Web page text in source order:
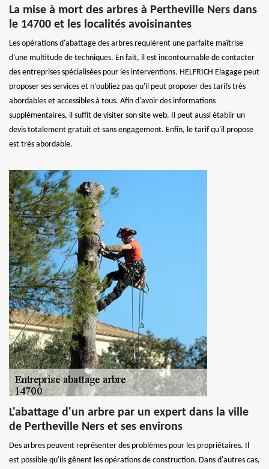
La mise à mort des arbres à Pertheville Ners dans
le 14700 et les localités avoisinantes
Les opérations d'abattage des arbres requièrent une parfaite maîtrise
d'une multitude de techniques. En fait, il est incontournable de contacter
des entreprises spécialisées pour les interventions. HELFRICH Elagage peut
proposer ses services et n'oubliez pas qu'il peut proposer des tarifs très
abordables et accessibles à tous. Afin d'avoir des informations
supplémentaires, il suffit de visiter son site web. Il peut aussi établir un
devis totalement gratuit et sans engagement. Enfin, le tarif qu'il propose
est très abordable.
L'abattage d'un arbre par un expert dans la ville
de Pertheville Ners et ses environs
Des arbres peuvent représenter des problèmes pour les propriétaires. Il
est possible qu'ils gênent les opérations de construction. Dans d'autres cas,